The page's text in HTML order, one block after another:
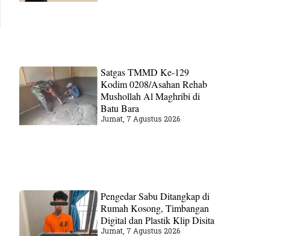
Satgas TMMD Ke-129
Kodim 0208/Asahan Rehab
Mushollah Al Maghribi di
Batu Bara
Jumat, 7 Agustus 2026
Pengedar Sabu Ditangkap di
Rumah Kosong, Timbangan
Digital dan Plastik Klip Disita
Jumat, 7 Agustus 2026